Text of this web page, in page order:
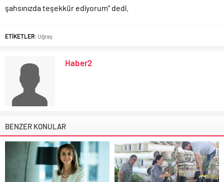
şahsınızda teşekkür ediyorum” dedi.
ETİKETLER: Uğraş
Haber2
BENZER KONULAR